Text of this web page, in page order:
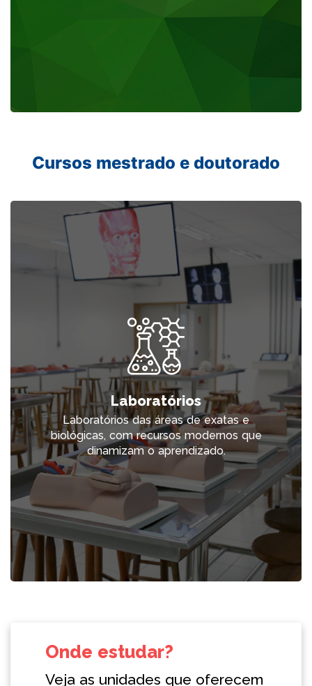
Cursos mestrado e doutorado
Laboratórios
Laboratórios das áreas de exatas e
biológicas, com recursos modernos que
dinamizam o aprendizado.
Onde estudar?
Veja as unidades que oferecem